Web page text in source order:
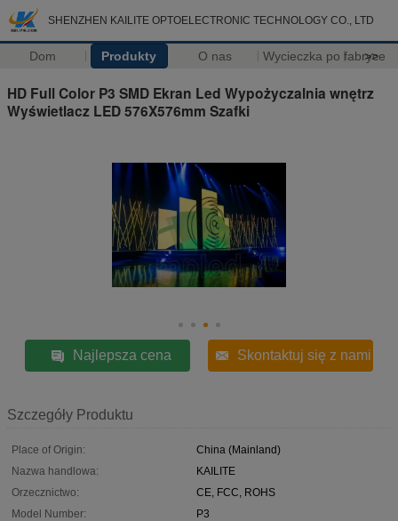
SHENZHEN KAILITE OPTOELECTRONIC TECHNOLOGY CO., LTD
Dom Produkty O nas Wycieczka po fabryce
>>
HD Full Color P3 SMD Ekran Led Wypożyczalnia wnętrz
Wyświetlacz LED 576X576mm Szafki
Najlepsza cena Skontaktuj się z nami
Szczegóły Produktu
Place of Origin:
China (Mainland)
Nazwa handlowa:
KAILITE
Orzecznictwo:
CE, FCC, ROHS
Model Number:
P3